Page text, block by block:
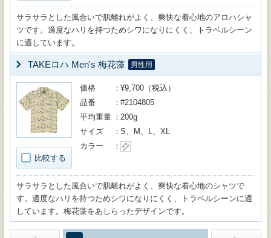
サラサラとした風合いで肌離れがよく、爽快な着心地のアロハシャ
ツです。適度なハリを持つためシワになりにくく、トラベルシーン
に適しています。
TAKEロハ Men's 梅花藻 男性用
比較する
価格
¥9,700（税込）
品番
#2104805
平均重量
200g
サイズ
S、M、L、XL
カラー
サラサラとした風合いで肌離れがよく、爽快な着心地のシャツで
す。適度なハリを持つためシワになりにくく、トラベルシーンに適
しています。梅花藻をあしらったデザインです。